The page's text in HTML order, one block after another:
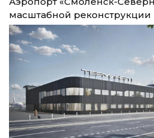
масштабной реконструкции